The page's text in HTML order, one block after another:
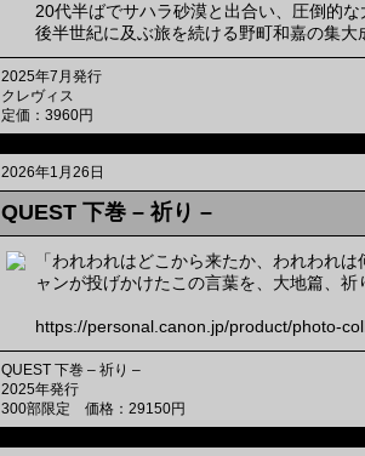
20代半ばでサハラ砂漠と出合い、圧倒的
後半世紀に及ぶ旅を続ける野町和嘉の集大
2025年7月発行
クレヴィス
定価：3960円
2026年1月26日
QUEST 下巻 – 祈り –
「われわれはどこから来たか、われわれ
ャンが投げかけたこの言葉を、大地篇、
https://personal.canon.jp/product/photo-
QUEST 下巻 – 祈り –
2025年発行
300部限定 価格：29150円